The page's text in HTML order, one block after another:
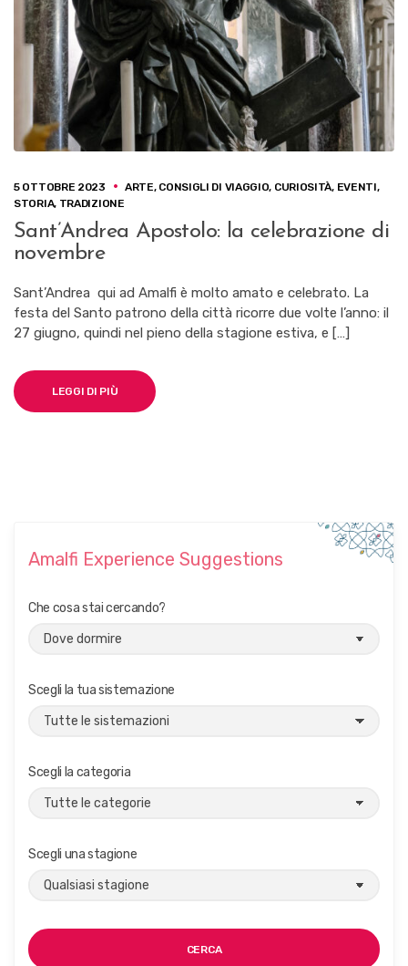
5 OTTOBRE 2023 ARTE, CONSIGLI DI VIAGGIO, CURIOSITÀ, EVENTI,
STORIA, TRADIZIONE
Sant’Andrea Apostolo: la celebrazione di
novembre
Sant’Andrea qui ad Amalfi è molto amato e celebrato. La
festa del Santo patrono della città ricorre due volte l’anno: il
27 giugno, quindi nel pieno della stagione estiva, e […]
LEGGI DI PIÙ
Amalfi Experience Suggestions
Che cosa stai cercando?
Scegli la tua sistemazione
Scegli la categoria
Scegli una stagione
CERCA